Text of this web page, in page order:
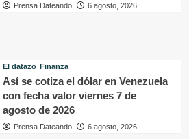
Prensa Dateando 6 agosto, 2026
El datazo Finanza
Así se cotiza el dólar en Venezuela
con fecha valor viernes 7 de
agosto de 2026
Prensa Dateando 6 agosto, 2026